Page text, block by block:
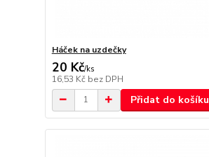
Háček na uzdečky
20 Kč/ks
16,53 Kč bez DPH
Přidat do košíku